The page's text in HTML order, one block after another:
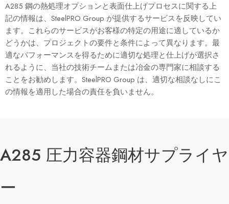
A285 鋼の熱処理オプションと表面仕上げプロセスに関する上
記の情報は、SteelPRO Group が提供するサービスを反映してい
ます。これらのサービスがお客様の特定の用途に適しているか
どうかは、プロジェクトの要件と条件によって異なります。最
適なパフォーマンスを得るために適切な処理と仕上げが選択さ
れるように、当社の技術チームまたは冶金の専門家に相談する
ことをお勧めします。SteelPRO Group は、適切な相談なしにこ
の情報を適用した場合の責任を負いません。
A285 圧力容器鋼材サプライヤ
ー